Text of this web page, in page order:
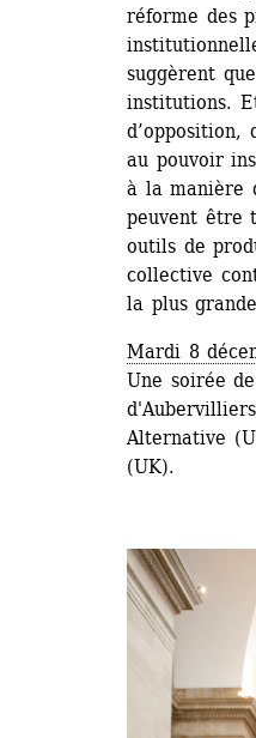
réforme des
suggèrent
institutions.
d’opposition,
au pouvoir
à la manière
peuvent être
outils de
collective
la plus
Mardi 8
Une soirée
Alternative
(UK).